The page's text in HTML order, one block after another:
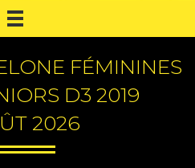
FÉMININES
D3 2019
2026